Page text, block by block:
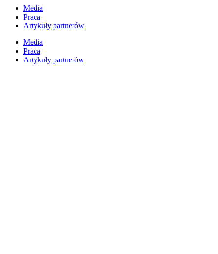
Przejdź
treści
Media
Praca
Artykuły partnerów
Media
Praca
Artykuły partnerów